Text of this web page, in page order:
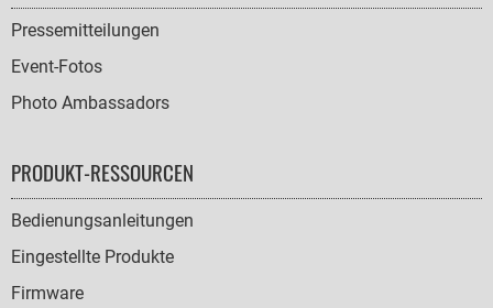
Pressemitteilungen
Event-Fotos
Photo Ambassadors
PRODUKT-RESSOURCEN
Bedienungsanleitungen
Eingestellte Produkte
Firmware